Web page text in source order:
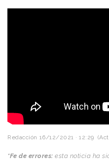
Redacción 16/12/2021 · 12:29
*Fe de errores: esta noticia ha